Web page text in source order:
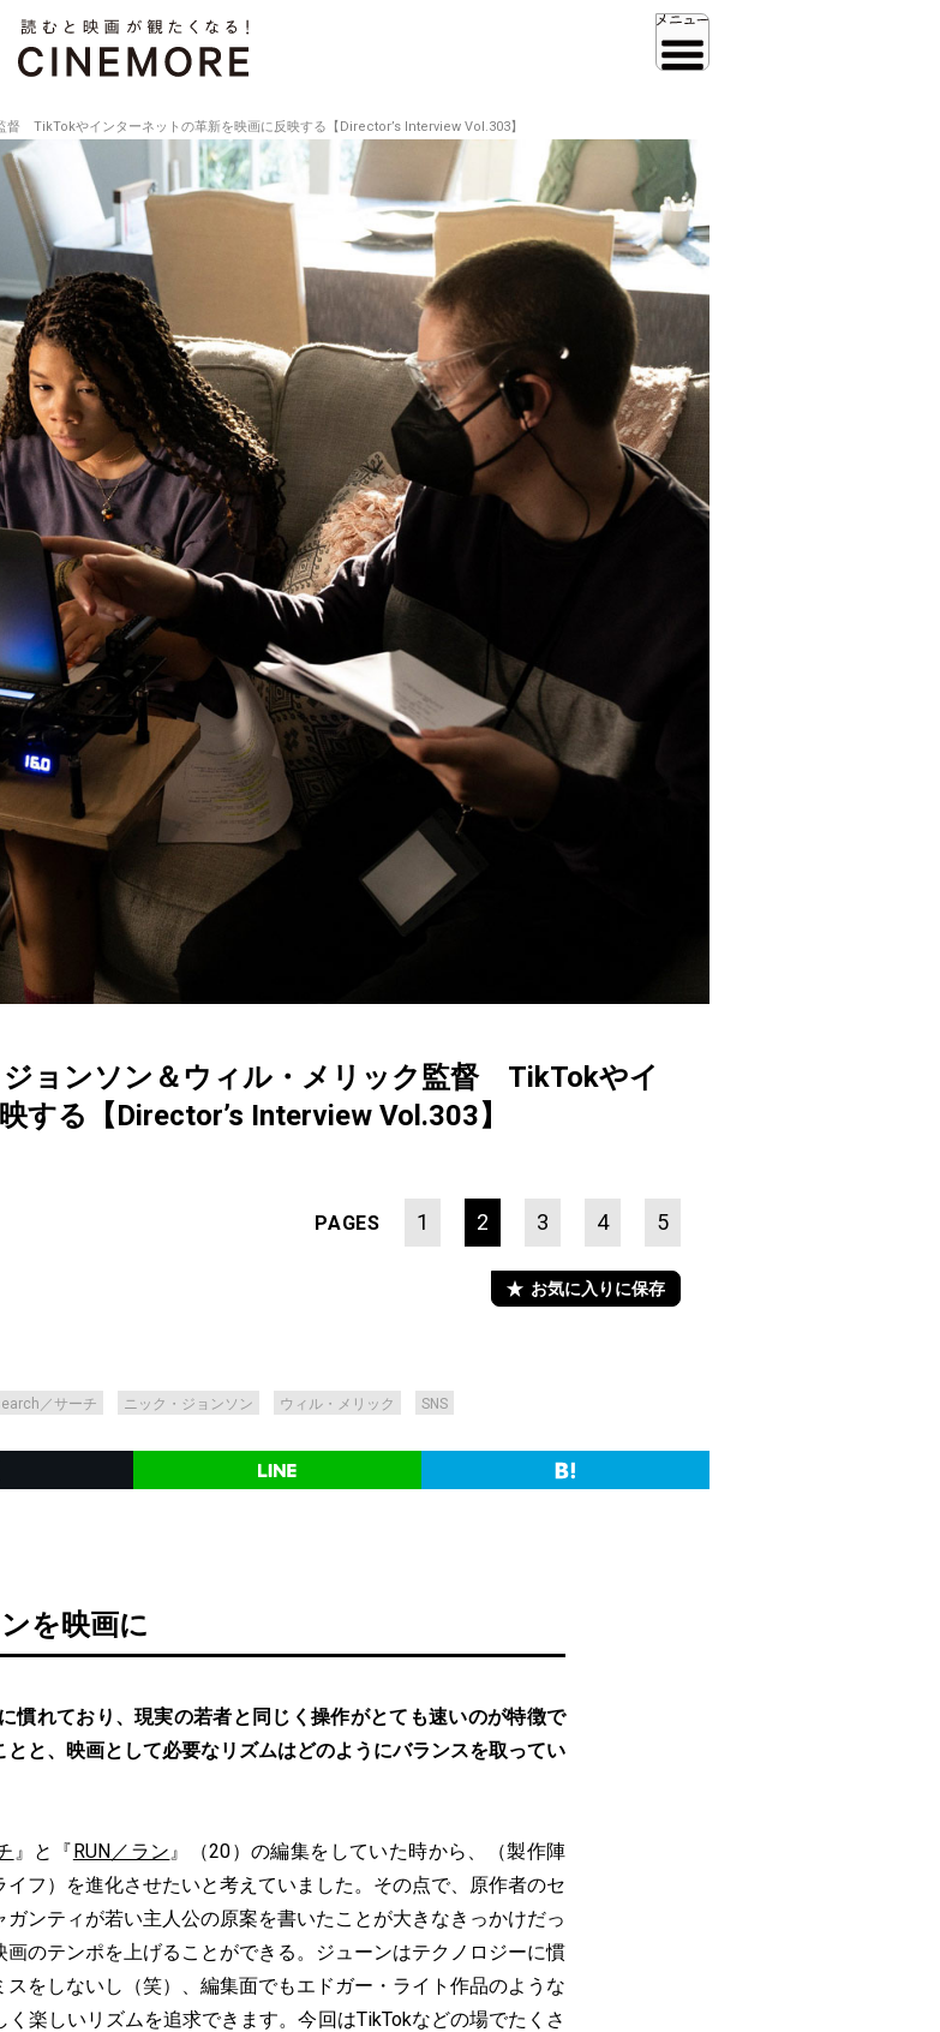
督 TikTokやインターネットの革新を映画に反映する【Director’s Interview Vol.303】
ジョンソン＆ウィル・メリック監督 TikTokやイ
する【Director’s Interview Vol.303】
PAGES 1 2 3 4 5
お気に入りに保存
／サーチ ニック・ジョンソン ウィル・メリック SNS
を映画に
慣れており、現実の若者と同じく操作がとても速いのが特徴で
と、映画として必要なリズムはどのようにバランスを取ってい
』と『RUN／ラン』（20）の編集をしていた時から、（製作陣
フ）を進化させたいと考えていました。その点で、原作者のセ
ンティが若い主人公の原案を書いたことが大きなきっかけだっ
のテンポを上げることができる。ジューンはテクノロジーに慣
をしないし（笑）、編集面でもエドガー・ライト作品のような
楽しいリズムを追求できます。今回はTikTokなどの場でたくさ